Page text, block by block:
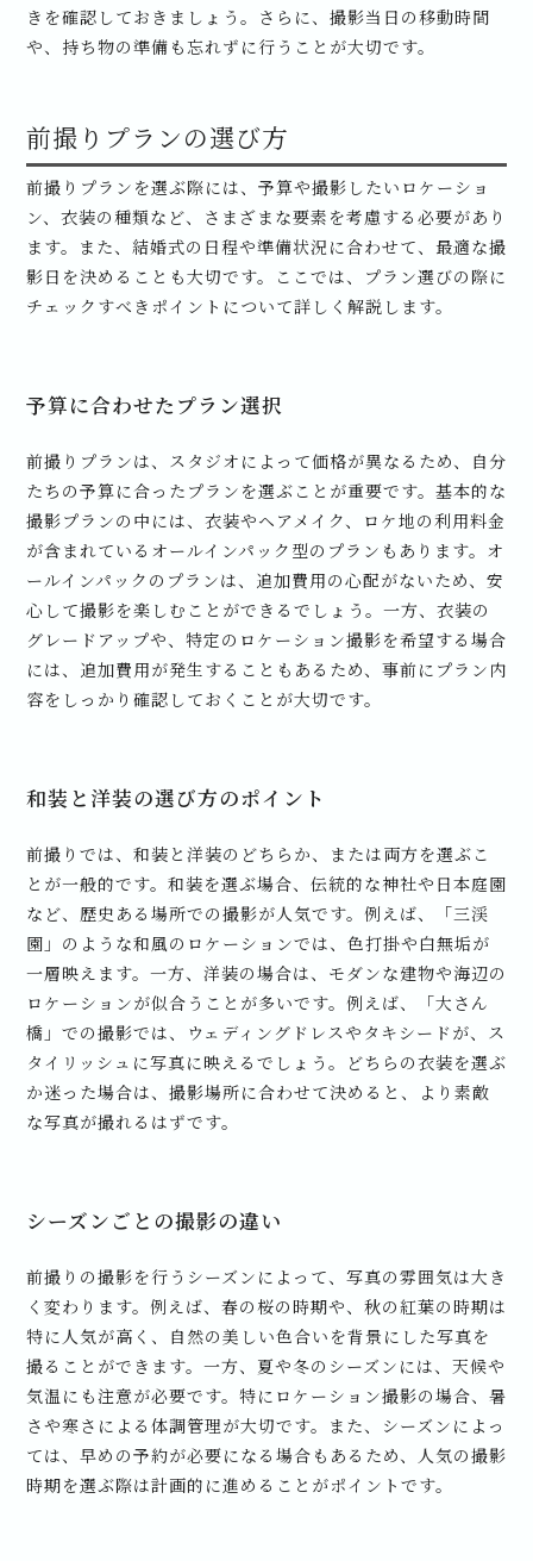
きを確認しておきましょう。さらに、撮影当日の移動時間
や、持ち物の準備も忘れずに行うことが大切です。
前撮りプランの選び方
前撮りプランを選ぶ際には、予算や撮影したいロケーショ
ン、衣装の種類など、さまざまな要素を考慮する必要があり
ます。また、結婚式の日程や準備状況に合わせて、最適な撮
影日を決めることも大切です。ここでは、プラン選びの際に
チェックすべきポイントについて詳しく解説します。
予算に合わせたプラン選択
前撮りプランは、スタジオによって価格が異なるため、自分
たちの予算に合ったプランを選ぶことが重要です。基本的な
撮影プランの中には、衣装やヘアメイク、ロケ地の利用料金
が含まれているオールインパック型のプランもあります。オ
ールインパックのプランは、追加費用の心配がないため、安
心して撮影を楽しむことができるでしょう。一方、衣装の
グレードアップや、特定のロケーション撮影を希望する場合
には、追加費用が発生することもあるため、事前にプラン内
容をしっかり確認しておくことが大切です。
和装と洋装の選び方のポイント
前撮りでは、和装と洋装のどちらか、または両方を選ぶこ
とが一般的です。和装を選ぶ場合、伝統的な神社や日本庭園
など、歴史ある場所での撮影が人気です。例えば、「三渓
園」のような和風のロケーションでは、色打掛や白無垢が
一層映えます。一方、洋装の場合は、モダンな建物や海辺の
ロケーションが似合うことが多いです。例えば、「大さん
橋」での撮影では、ウェディングドレスやタキシードが、ス
タイリッシュに写真に映えるでしょう。どちらの衣装を選ぶ
か迷った場合は、撮影場所に合わせて決めると、より素敵
な写真が撮れるはずです。
シーズンごとの撮影の違い
前撮りの撮影を行うシーズンによって、写真の雰囲気は大き
く変わります。例えば、春の桜の時期や、秋の紅葉の時期は
特に人気が高く、自然の美しい色合いを背景にした写真を
撮ることができます。一方、夏や冬のシーズンには、天候や
気温にも注意が必要です。特にロケーション撮影の場合、暑
さや寒さによる体調管理が大切です。また、シーズンによっ
ては、早めの予約が必要になる場合もあるため、人気の撮影
時期を選ぶ際は計画的に進めることがポイントです。